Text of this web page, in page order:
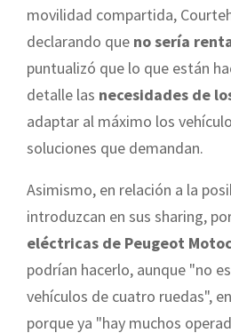
movilidad compartida,
declarando que no sería
puntualizó que lo que están
detalle las necesidades de
adaptar al máximo los
soluciones que demandan.
Asimismo, en relación a la
introduzcan en sus sharing,
eléctricas de Peugeot
podrían hacerlo, aunque "no
vehículos de cuatro ruedas",
porque ya "hay muchos